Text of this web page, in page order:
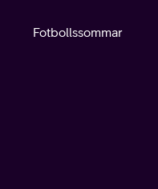
Fotbollssommar